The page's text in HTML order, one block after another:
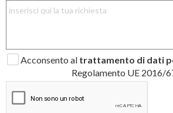
Acconsento al trattamento di dati
Regolamento UE 2016/